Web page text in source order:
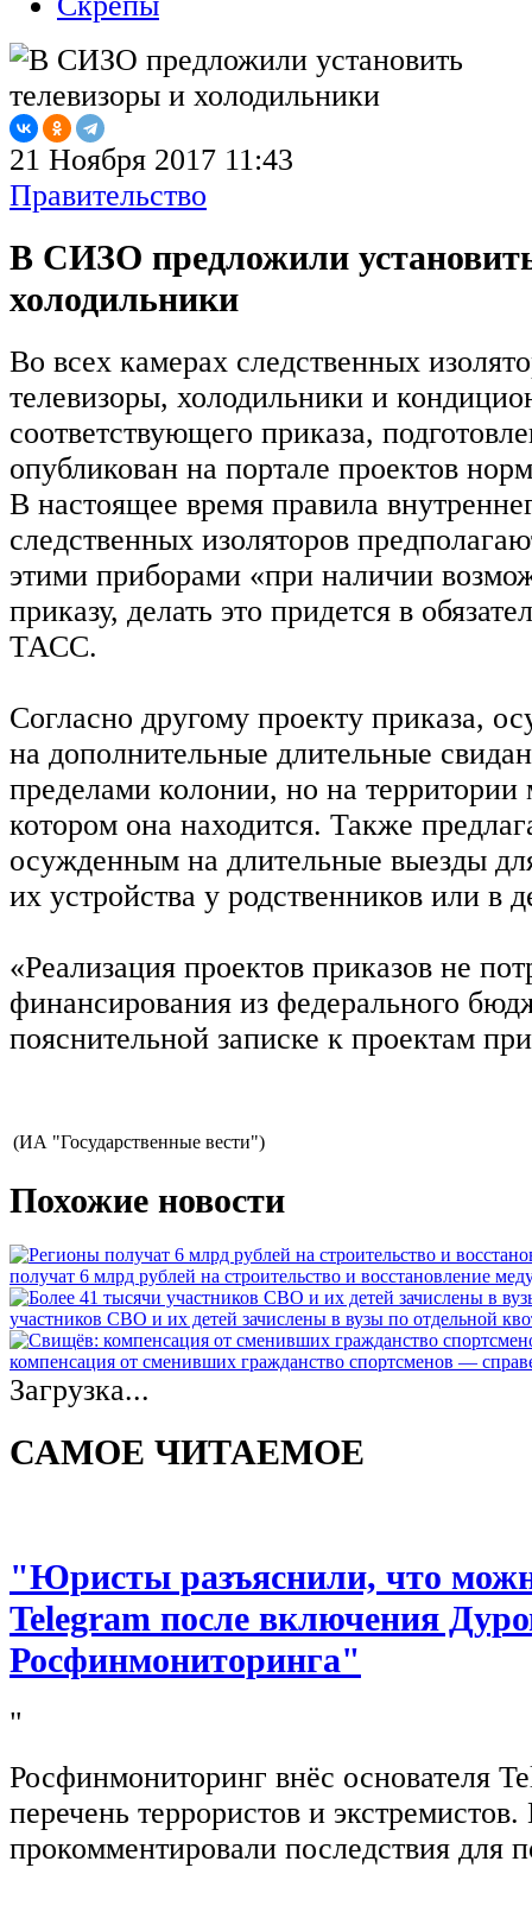
21 Ноября 2017 11:43
Правительство
В СИЗО предложили
холодильники
Во всех камерах следственных
телевизоры, холодильники и
соответствующего приказа,
опубликован на портале проектов
В настоящее время правила
следственных изоляторов
этими приборами «при наличии
приказу, делать это придется в
ТАСС.
Согласно другому проекту приказа,
на дополнительные длительные
пределами колонии, но на территории
котором она находится. Также
осужденным на длительные выезды
их устройства у родственников или в
«Реализация проектов приказов не
финансирования из федерального
пояснительной записке к проектам
(ИА "Государственные вести")
Похожие новости
получат 6 млрд рублей на строительство и восстановление
участников СВО и их детей зачислены в вузы по отдельной
компенсация от сменивших гражданство спортсменов —
Загрузка...
САМОЕ ЧИТАЕМОЕ
"Юристы разъяснили, что
Telegram после включения
Росфинмониторинга"
"
Росфинмониторинг внёс основателя
перечень террористов и
прокомментировали последствия для